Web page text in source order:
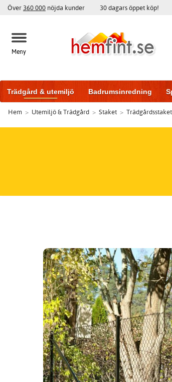
Över 360 000 nöjda kunder 30 dagars öppet köp!
Meny
Trädgård & utemiljö Badrumsinredning
Badrumsmöbler Träningsutrustning
Hem > Utemiljö & Trädgård > Staket >